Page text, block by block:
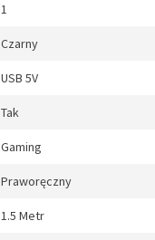
1
Czarny
USB 5V
Tak
Gaming
Praworęczny
1.5 Metr